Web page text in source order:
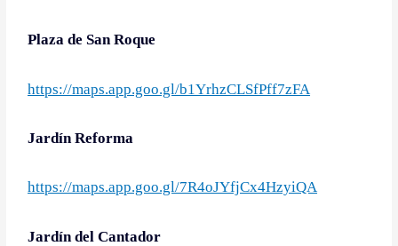
Plaza de San Roque
https://maps.app.goo.gl/b1YrhzCLSfPff7zFA
Jardín Reforma
https://maps.app.goo.gl/7R4oJYfjCx4HzyiQA
Jardín del Cantador